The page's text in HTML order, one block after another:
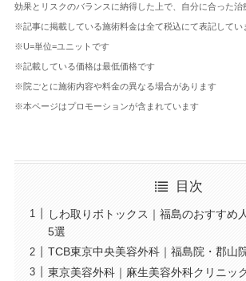
効果とリスクのバランスに納得した上で、自分に合った治
※記事に掲載している施術料金は全て税込にて表記してい
※U=単位=ユニットです
※記載している価格は最低価格です
※院ごとに施術内容や料金の異なる場合があります
※本ページはプロモーションが含まれています
目次
しわ取りボトックス｜福島のおすすめ
5選
TCB東京中央美容外科｜福島院・郡山
東京美容外科｜麻生美容外科クリニッ